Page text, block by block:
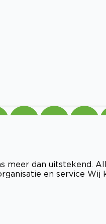
meer dan uitstekend.
en service Wij